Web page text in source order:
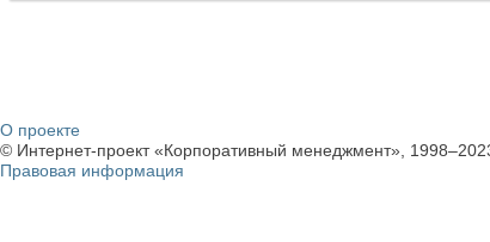
О проекте
© Интернет-проект «Корпоративный менеджмент»,
Правовая информация